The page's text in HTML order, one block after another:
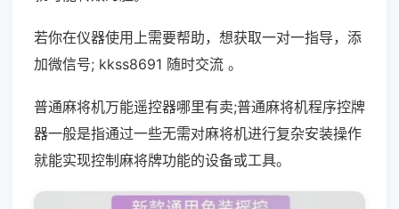
若你在仪器使用上需要帮助，想获取一对一指导，添
加微信号; kkss8691 随时交流 。
普通麻将机万能遥控器哪里有卖;普通麻将机程序控牌
器一般是指通过一些无需对麻将机进行复杂安装操作
就能实现控制麻将牌功能的设备或工具。